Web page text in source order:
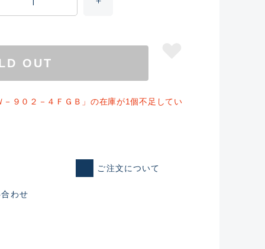
れた未使用
ものも含む
OUT
－９０２－４ＦＧＢ」の在庫が1個不足してい
ご注文について
わせ